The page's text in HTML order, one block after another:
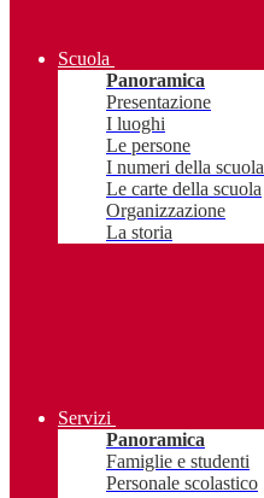
Scuola
Panoramica
Presentazione
I luoghi
Le persone
I numeri della scuola
Le carte della scuola
Organizzazione
La storia
Servizi
Panoramica
Famiglie e studenti
Personale scolastico